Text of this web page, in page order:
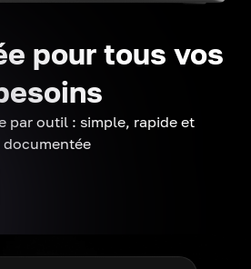
pour tous vos
par outil : simple, rapide et
documentée